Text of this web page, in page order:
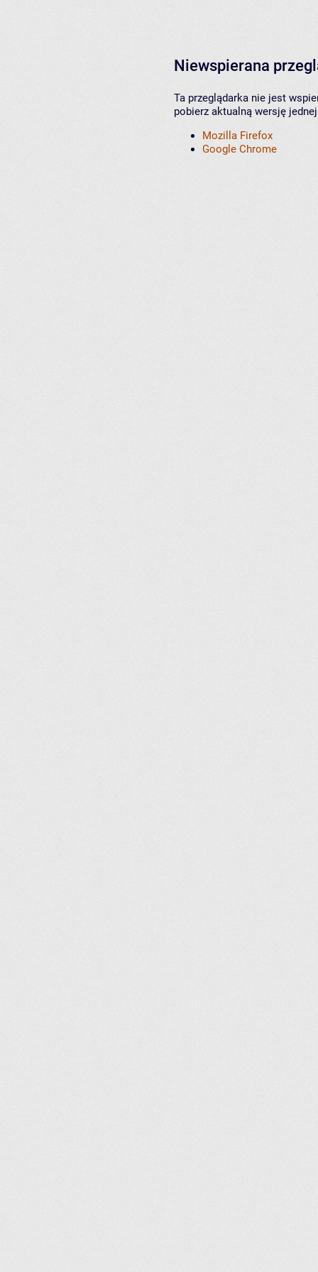
Niewspierana
Ta przeglądarka nie jest
pobierz aktualną wersję
Mozilla Firefox
Google Chrome